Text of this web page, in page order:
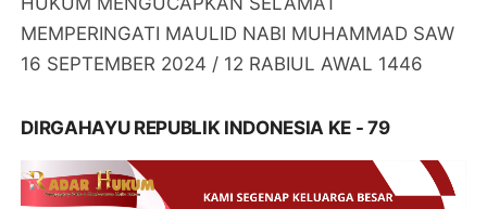
MEMPERINGATI MAULID NABI MUHAMMAD SAW
16 SEPTEMBER 2024 / 12 RABIUL AWAL 1446
DIRGAHAYU REPUBLIK INDONESIA KE - 79